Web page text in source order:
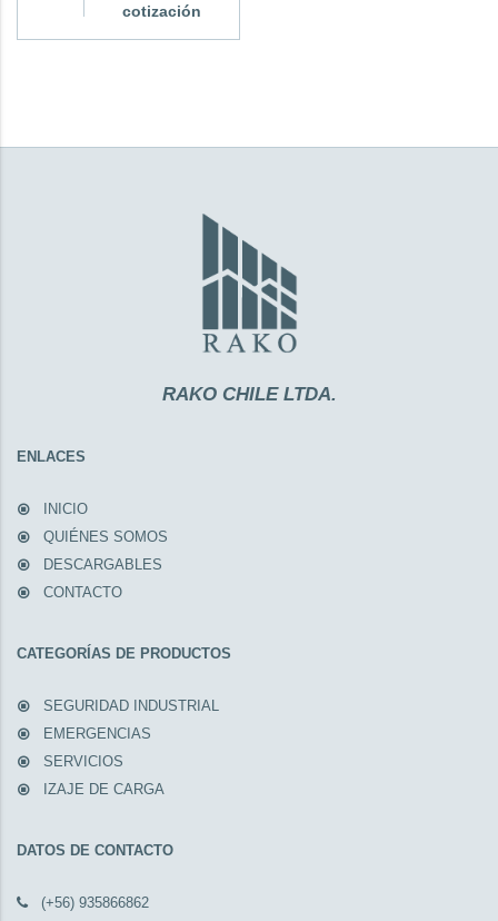
cotización
RAKO CHILE LTDA.
ENLACES
INICIO
QUIÉNES SOMOS
DESCARGABLES
CONTACTO
CATEGORÍAS DE PRODUCTOS
SEGURIDAD INDUSTRIAL
EMERGENCIAS
SERVICIOS
IZAJE DE CARGA
DATOS DE CONTACTO
(+56) 935866862